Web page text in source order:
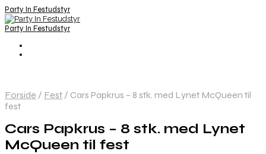
Party In Festudstyr
Party In Festudstyr
Forside / Fest / Cars Papkrus – 8 stk. med Lynet McQueen til
fest
Cars Papkrus – 8 stk. med Lynet
McQueen til fest